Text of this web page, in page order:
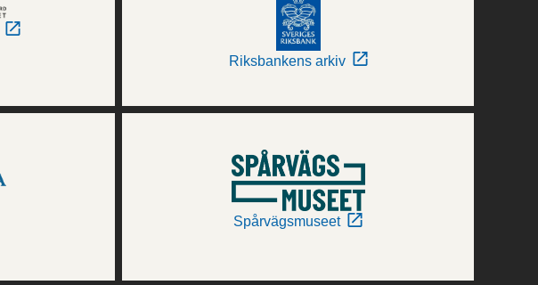
Riksbankens arkiv
Spårvägsmuseet